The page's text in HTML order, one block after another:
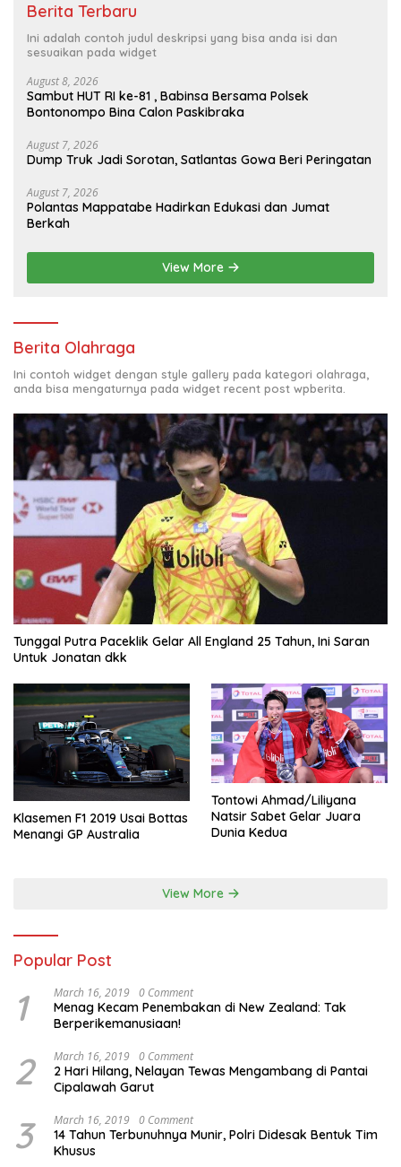
Berita Terbaru
Ini adalah contoh judul deskripsi yang bisa anda isi dan
sesuaikan pada widget
August 8, 2026
Sambut HUT RI ke-81 , Babinsa Bersama Polsek
August 7, 2026
Dump Truk Jadi Sorotan, Satlantas Gowa Beri Peringatan
August 7, 2026
Polantas Mappatabe Hadirkan Edukasi dan Jumat
Berkah
View More
Berita Olahraga
Ini contoh widget dengan style gallery pada kategori olahraga,
anda bisa mengaturnya pada widget recent post wpberita.
Tunggal Putra Paceklik Gelar All England 25 Tahun, Ini Saran
Untuk Jonatan dkk
Klasemen F1 2019 Usai Bottas
Menangi GP Australia
Tontowi Ahmad/Liliyana
Natsir Sabet Gelar Juara
Dunia Kedua
View More
Popular Post
1 March 16, 2019 0 Comment
Menag Kecam Penembakan di New Zealand: Tak
Berperikemanusiaan!
2 March 16, 2019 0 Comment
2 Hari Hilang, Nelayan Tewas Mengambang di Pantai
Cipalawah Garut
3 March 16, 2019 0 Comment
14 Tahun Terbunuhnya Munir, Polri Didesak Bentuk Tim
Khusus